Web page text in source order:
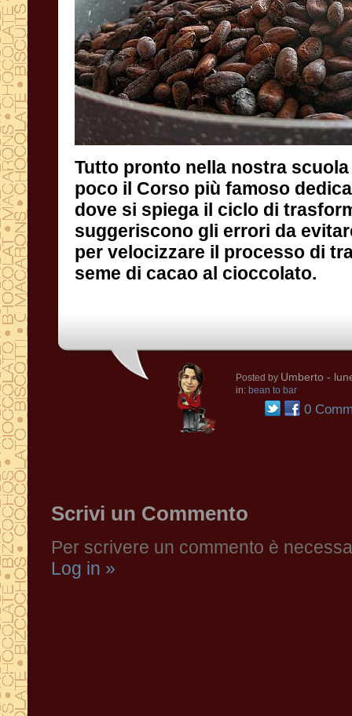
Tutto pronto nella nostra
poco il Corso più famoso dedicato
dove si spiega il ciclo di
suggeriscono gli errori da evitare
per velocizzare il processo di
seme di cacao al cioccolato.
Posted by Umberto -
in: bean to bar
0
Scrivi un Commento
Per scrivere un commento è
Log in »